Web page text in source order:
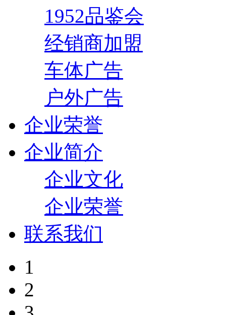
1952品鉴会
经销商加盟
车体广告
户外广告
企业荣誉
企业简介
企业文化
企业荣誉
联系我们
1
2